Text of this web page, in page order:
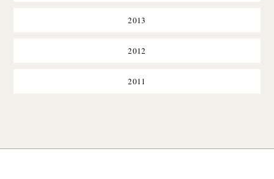
2013
2012
2011